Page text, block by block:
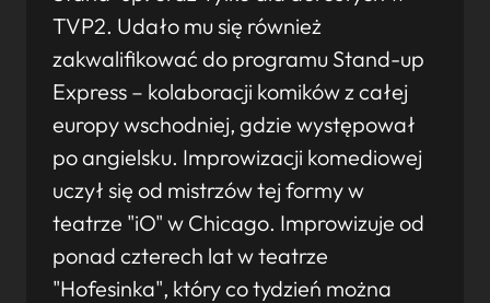
TVP2. Udało mu się również
zakwalifikować do programu Stand-up
Express – kolaboracji komików z całej
europy wschodniej, gdzie występował
po angielsku. Improwizacji komediowej
uczył się od mistrzów tej formy w
teatrze "iO" w Chicago. Improwizuje od
ponad czterech lat w teatrze
"Hofesinka", który co tydzień można